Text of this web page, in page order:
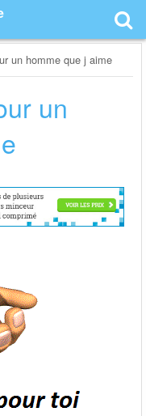
un homme que j aime
un